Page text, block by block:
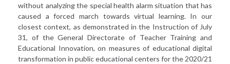
without analyzing the special health alarm situation that has
caused a forced march towards virtual learning. In our
closest context, as demonstrated in the Instruction of July
31, of the General Directorate of Teacher Training and
Educational Innovation, on measures of educational digital
transformation in public educational centers for the 2020/21